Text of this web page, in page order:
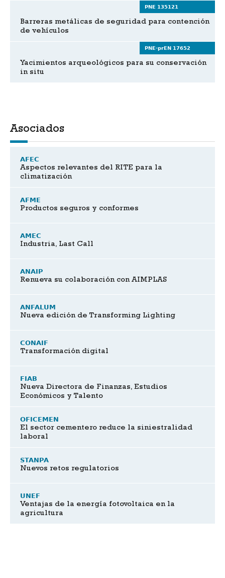
PNE 135121
Barreras metálicas de seguridad para contención
de vehículos
PNE-prEN 17652
Yacimientos arqueológicos para su conservación
in situ
Asociados
AFEC
Aspectos relevantes del RITE para la
climatización
AFME
Productos seguros y conformes
AMEC
Industria, Last Call
ANAIP
Renueva su colaboración con AIMPLAS
ANFALUM
Nueva edición de Transforming Lighting
CONAIF
Transformación digital
FIAB
Nueva Directora de Finanzas, Estudios
Económicos y Talento
OFICEMEN
El sector cementero reduce la siniestralidad
laboral
STANPA
Nuevos retos regulatorios
UNEF
Ventajas de la energía fotovoltaica en la
agricultura